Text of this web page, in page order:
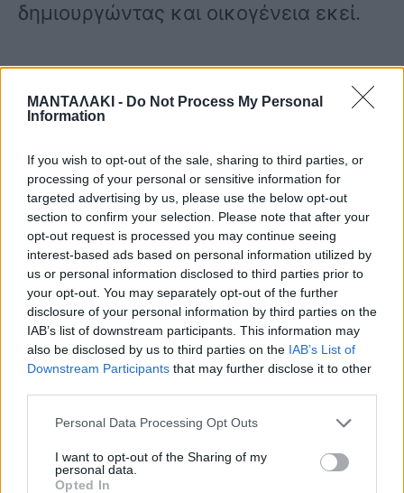
ΜΑΝΤΑΛΑΚΙ - Do Not Process My Personal
Information
If you wish to opt-out of the sale, sharing to third parties, or
processing of your personal or sensitive information for
targeted advertising by us, please use the below opt-out
section to confirm your selection. Please note that after your
opt-out request is processed you may continue seeing
interest-based ads based on personal information utilized by
us or personal information disclosed to third parties prior to
your opt-out. You may separately opt-out of the further
disclosure of your personal information by third parties on the
IAB’s list of downstream participants. This information may
also be disclosed by us to third parties on the IAB’s List of
Downstream Participants that may further disclose it to other
Personal Data Processing Opt Outs
I want to opt-out of the Sharing of my
personal data.
Opted In
δημιουργώντας και οικογένεια εκεί.
ευγενικός και πολυδιαβασμένος
στην παιδική παράσταση ΠΟΥΝΤΟ ΜΑ
ΠΟΥΝΤΟ ΤΟ ΠΙΘΗΚΑΚΙ του αξέχαστου
Τάκη Καρνάτσου όπου
συμπρωταγωνιστούσα μεταξύ πολλών
άλλων με τους αξέχαστους φίλους
μου, Ιφιγένεια Γιαννοπούλου(την
Γιάννη Ευδαίμων από το θέατρο
Τέχνης.